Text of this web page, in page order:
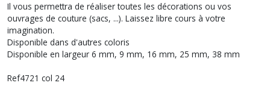
Il vous permettra de réaliser toutes les décorations ou vos
ouvrages de couture (sacs, ...). Laissez libre cours à votre
imagination.
Disponible dans d'autres coloris
Disponible en largeur 6 mm, 9 mm, 16 mm, 25 mm, 38 mm
Ref4721 col 24